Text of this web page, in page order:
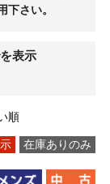
下さい。
表示
順
在庫ありのみ